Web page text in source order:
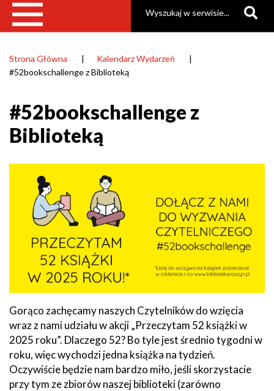
Ścieżka
Strona Główna
Kalendarz Wydarzeń
#52bookschallenge z Biblioteką
#52bookschallenge z
Biblioteką
Gorąco zachęcamy naszych Czytelników do wzięcia
wraz z nami udziału w akcji „Przeczytam 52 książki w
2025 roku”. Dlaczego 52? Bo tyle jest średnio tygodni w
roku, więc wychodzi jedna książka na tydzień.
Oczywiście będzie nam bardzo miło, jeśli skorzystacie
przy tym ze zbiorów naszej biblioteki (zarówno